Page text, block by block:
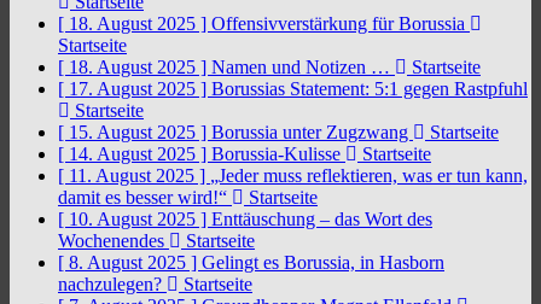
[ 18. August 2025 ] Offensivverstärkung für Borussia
Startseite
[ 18. August 2025 ] Namen und Notizen …
Startseite
[ 17. August 2025 ] Borussias Statement: 5:1 gegen Rastpfuhl
Startseite
[ 15. August 2025 ] Borussia unter Zugzwang
Startseite
[ 14. August 2025 ] Borussia-Kulisse
Startseite
[ 11. August 2025 ] „Jeder muss reflektieren, was er tun kann,
damit es besser wird!“
Startseite
[ 10. August 2025 ] Enttäuschung – das Wort des
Wochenendes
Startseite
[ 8. August 2025 ] Gelingt es Borussia, in Hasborn
nachzulegen?
Startseite